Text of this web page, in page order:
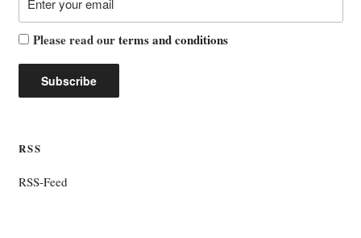
Please read ourterms and conditions
RSS
RSS-Feed